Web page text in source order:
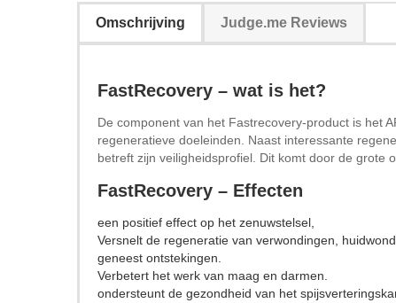
Omschrijving Judge.me Reviews
FastRecovery – wat is het?
De component van het Fastrecovery-product is het
regeneratieve doeleinden. Naast interessante
betreft zijn veiligheidsprofiel. Dit komt door de grote
FastRecovery – Effecten
een positief effect op het zenuwstelsel,
Versnelt de regeneratie van verwondingen,
geneest ontstekingen.
Verbetert het werk van maag en darmen.
ondersteunt de gezondheid van het